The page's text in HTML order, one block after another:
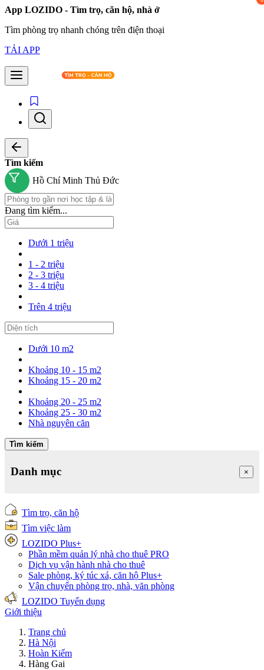
App LOZIDO - Tìm trọ, căn hộ, nhà ở
Tìm phòng trọ nhanh chóng trên điện thoại
TẢI APP
Tìm kiếm
Hồ Chí Minh Thủ Đức
Đang tìm kiếm...
Dưới 1 triệu
1 - 2 triệu
2 - 3 triệu
3 - 4 triệu
Trên 4 triệu
Dưới 10 m2
Khoảng 10 - 15 m2
Khoảng 15 - 20 m2
Khoảng 20 - 25 m2
Khoảng 25 - 30 m2
Nhà nguyên căn
Tìm kiếm
Danh mục ×
Tìm trọ, căn hộ
Tìm việc làm
LOZIDO Plus+
Phần mềm quản lý nhà cho thuê PRO
Dịch vụ vận hành nhà cho thuê
Sale phòng, ký túc xá, căn hộ Plus+
Vận chuyển phòng trọ, nhà, văn phòng
LOZIDO Tuyển dụng
Giới thiệu
Trang chủ
Hà Nội
Hoàn Kiếm
Hàng Gai